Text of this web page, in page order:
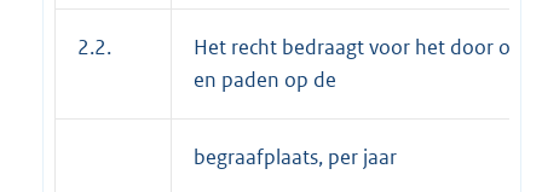
2.2.
Het recht bedraagt voor het door of
en paden op de
begraafplaats, per jaar